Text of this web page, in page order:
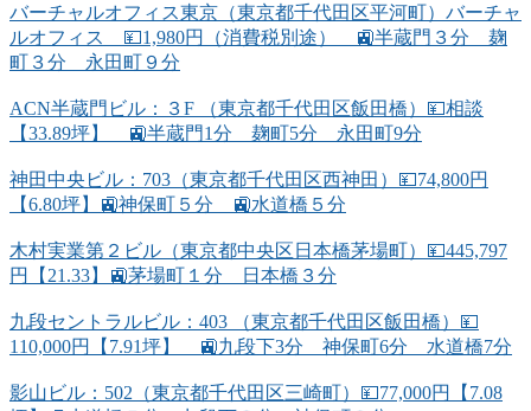
バーチャルオフィス東京（東京都千代田区平河町）バーチャ
ルオフィス 💴1,980円（消費税別途） 🚉半蔵門３分 麹
町３分 永田町９分
ACN半蔵門ビル：３F （東京都千代田区飯田橋）💴相談
【33.89坪】 🚉半蔵門1分 麹町5分 永田町9分
神田中央ビル：703（東京都千代田区西神田）💴74,800円
【6.80坪】🚉神保町５分 🚉水道橋５分
木村実業第２ビル（東京都中央区日本橋茅場町）💴445,797
円【21.33】🚉茅場町１分 日本橋３分
九段セントラルビル：403 （東京都千代田区飯田橋）💴
110,000円【7.91坪】 🚉九段下3分 神保町6分 水道橋7分
影山ビル：502（東京都千代田区三崎町）💴77,000円【7.08